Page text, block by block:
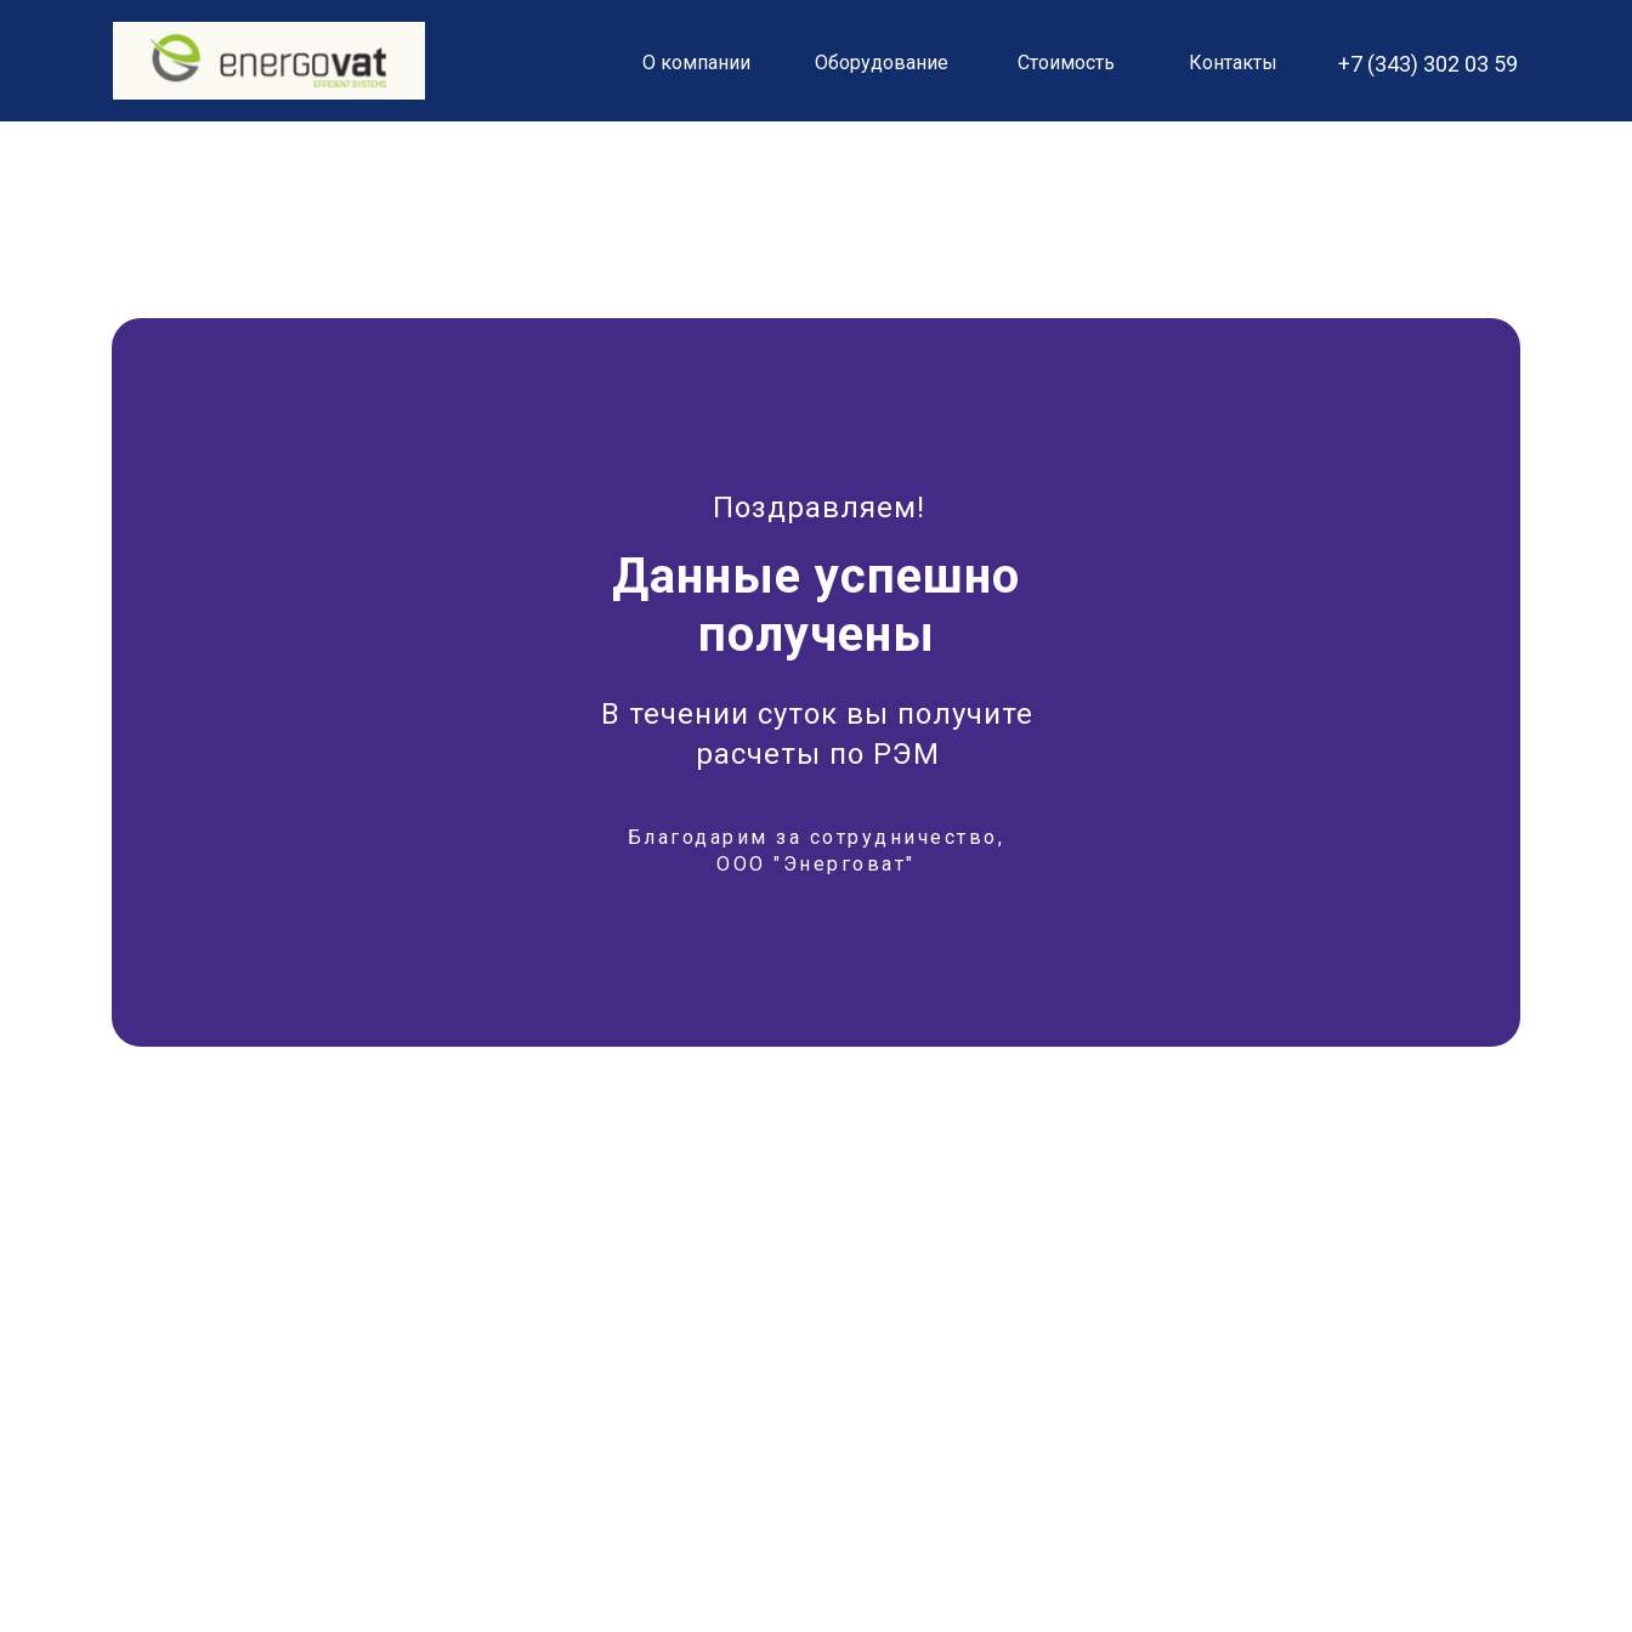
О компании Оборудование Стоимость Контакты +7 (343) 302 03 59
Данные успешно
получены
В течении суток вы получите
расчеты по РЭМ
Поздравляем!
Благодарим за сотрудничество,
ООО "Энерговат"